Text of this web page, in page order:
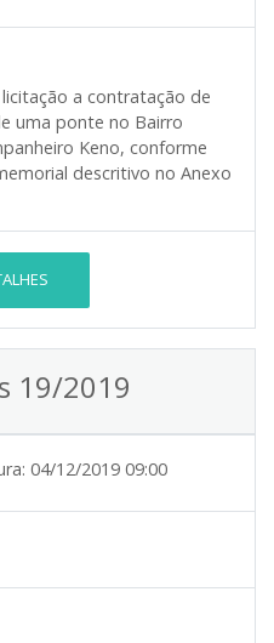
a contratação de
uma ponte no Bairro
Keno, conforme
descritivo no Anexo
19/2019
04/12/2019 09:00